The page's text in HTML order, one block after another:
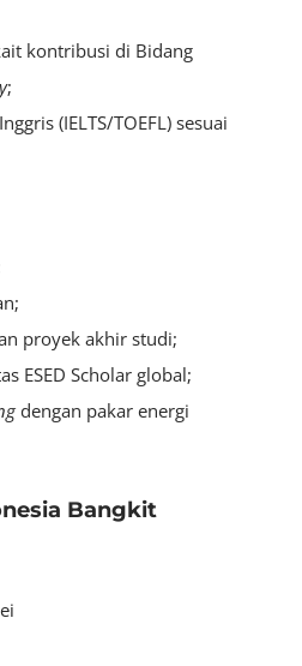
kontribusi di Bidang
;
(IELTS/TOEFL) sesuai
proyek akhir studi;
ESED Scholar global;
dengan pakar energi
Bangkit